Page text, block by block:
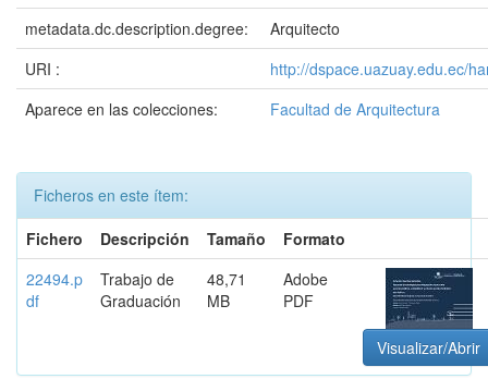
metadata.dc.description.degree:
Arquitecto
URI :
http://dspace.uazuay.edu.ec/
Aparece en las colecciones:
Facultad de Arquitectura
Ficheros en este ítem:
Fichero
Descripción Tamaño
Formato
22494.p
df
Trabajo de
Graduación
48,71
MB
Adobe
PDF
Visualizar/Abrir